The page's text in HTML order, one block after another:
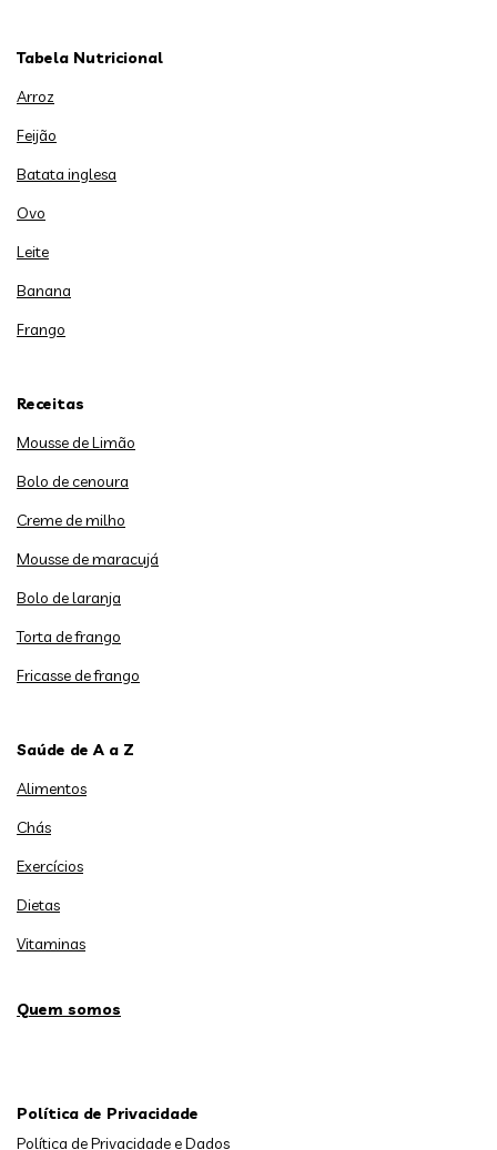
Tabela Nutricional
Arroz
Feijão
Batata inglesa
Ovo
Leite
Banana
Frango
Receitas
Mousse de Limão
Bolo de cenoura
Creme de milho
Mousse de maracujá
Bolo de laranja
Torta de frango
Fricasse de frango
Saúde de A a Z
Alimentos
Chás
Exercícios
Dietas
Vitaminas
Quem somos
Política de Privacidade
Política de Privacidade e Dados